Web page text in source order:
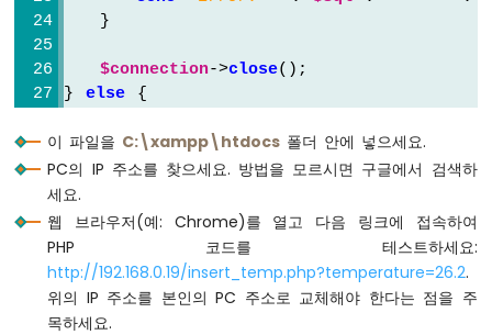
ESP32
동
관
개
스
   }
$connection->close();
} else {
}
?>
이 파일을 C:\xampp\htdocs 폴더 안에 넣으세요.
PC의 IP 주소를 찾으세요. 방법을 모르시면 구글에서 검색하
세요.
웹 브라우저(예: Chrome)를 열고 다음 링크에 접속하여
PHP 코드를 테스트하세요:
http://192.168.0.19/insert_temp.php?temperature=26.2.
위의 IP 주소를 본인의 PC 주소로 교체해야 한다는 점을 주
목하세요.